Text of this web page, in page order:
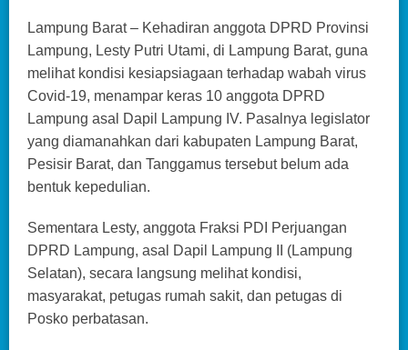
Lampung Barat – Kehadiran anggota DPRD Provinsi
Lampung, Lesty Putri Utami, di Lampung Barat, guna
melihat kondisi kesiapsiagaan terhadap wabah virus
Covid-19, menampar keras 10 anggota DPRD
Lampung asal Dapil Lampung IV. Pasalnya legislator
yang diamanahkan dari kabupaten Lampung Barat,
Pesisir Barat, dan Tanggamus tersebut belum ada
bentuk kepedulian.
Sementara Lesty, anggota Fraksi PDI Perjuangan
DPRD Lampung, asal Dapil Lampung II (Lampung
Selatan), secara langsung melihat kondisi,
masyarakat, petugas rumah sakit, dan petugas di
Posko perbatasan.